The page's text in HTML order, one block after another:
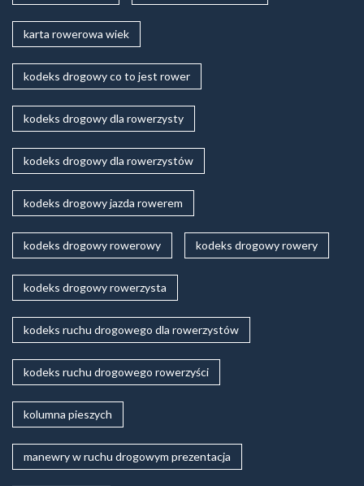
karta rowerowa wiek
kodeks drogowy co to jest rower
kodeks drogowy dla rowerzysty
kodeks drogowy dla rowerzystów
kodeks drogowy jazda rowerem
kodeks drogowy rowerowy kodeks drogowy rowery
kodeks drogowy rowerzysta
kodeks ruchu drogowego dla rowerzystów
kodeks ruchu drogowego rowerzyści
kolumna pieszych
manewry w ruchu drogowym prezentacja